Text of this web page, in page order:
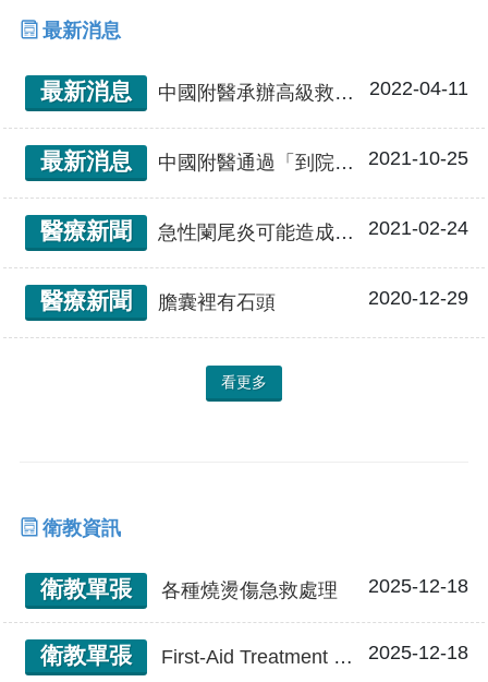
最新消息
最新消息 中國附醫承辦高級救護技術員訓練 攜手臺中市消防局提升到院前救護品質 2022-04-11
最新消息 中國附醫通過「到院前創傷救命術」訓練中心認證 攜第一線救護人員提升嚴重外傷救護技術 2021-10-25
醫療新聞 急性闌尾炎可能造成致命的腹膜炎 2021-02-24
醫療新聞 膽囊裡有石頭 2020-12-29
看更多
衛教資訊
衛教單張 各種燒燙傷急救處理 2025-12-18
衛教單張 First-Aid Treatment of Burn Injury 各種燒燙傷急救處理 2025-12-18